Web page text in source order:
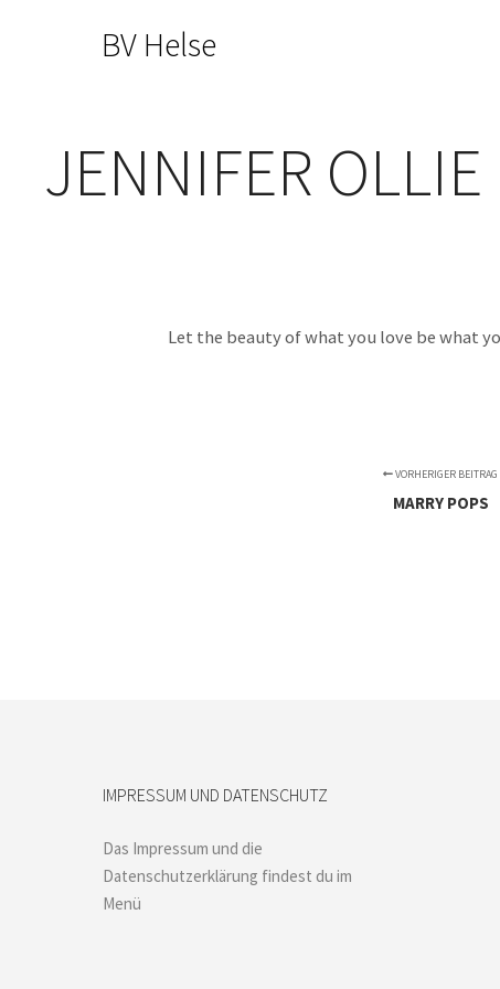
BV Helse
JENNIFER OLLIE
Let the beauty of what you love be what
VORHERIGER BEITRAG
MARRY POPS
IMPRESSUM UND DATENSCHUTZ
Das Impressum und die
Datenschutzerklärung findest du im
Menü